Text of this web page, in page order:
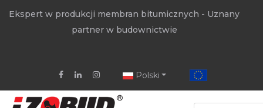
Ekspert w produkcji membran bitumicznych - Uznany
partner w budownictwie
Polski